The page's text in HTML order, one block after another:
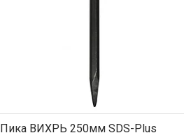
Пика ВИХРЬ 250мм SDS-Plus